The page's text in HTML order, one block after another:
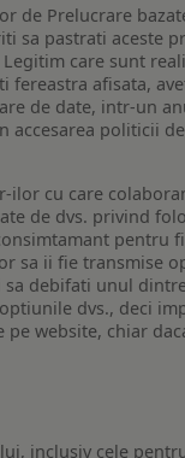
Prelucrare
pastrati aceste
care sunt
afisata,
de date, intr-un
politicii
cu care
de dvs. privind
pentru
sa ii fie transmise
debifati unul
dvs., deci
website, chiar
inclusiv cele